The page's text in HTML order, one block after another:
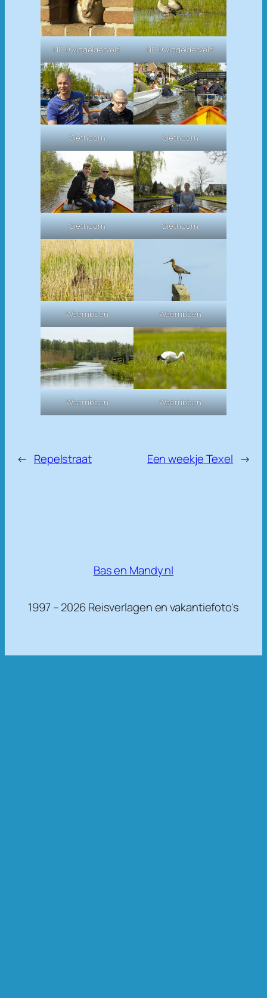
NP Dwingelderveld NP Dwingelderveld
Giethoorn Giethoorn
Giethoorn Giethoorn
Weerribben Weerribben
Weerribben Weerribben
← Repelstraat Een weekje Texel →
Bas en Mandy.nl
1997 – 2026 Reisverlagen en vakantiefoto's